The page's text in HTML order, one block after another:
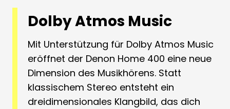
Dolby Atmos Music
Mit Unterstützung für Dolby Atmos Music
eröffnet der Denon Home 400 eine neue
Dimension des Musikhörens. Statt
klassischem Stereo entsteht ein
dreidimensionales Klangbild, das dich